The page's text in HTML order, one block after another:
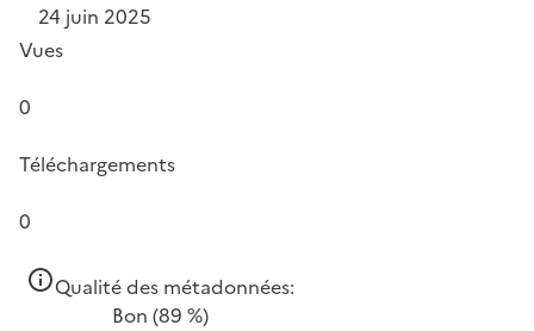
24 juin 2025
Vues
0
Téléchargements
0
Qualité des métadonnées:
Bon (89 %)